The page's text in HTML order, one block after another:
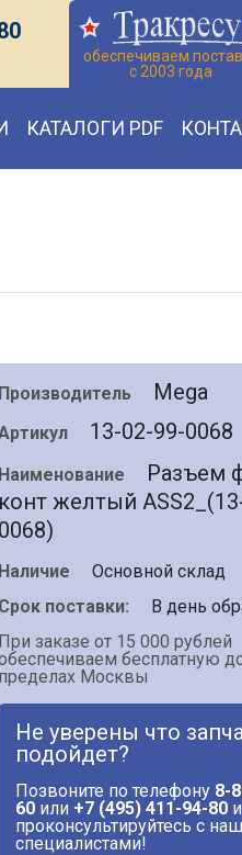
обеспечиваем
с 2003 года
КАТАЛОГИ PDF
Производитель Mega
13-02-99-0068
Наименование
Разъем
конт желтый
0068)
Наличие
Основной склад
Срок поставки:
В день
При заказе от 15 000 рублей
бесплатную
пределах Москвы
Не уверены что
подойдет?
Позвоните по телефону 8-
60 или +7 (495) 411-94-80 и
проконсультируйтесь с
специалистами!